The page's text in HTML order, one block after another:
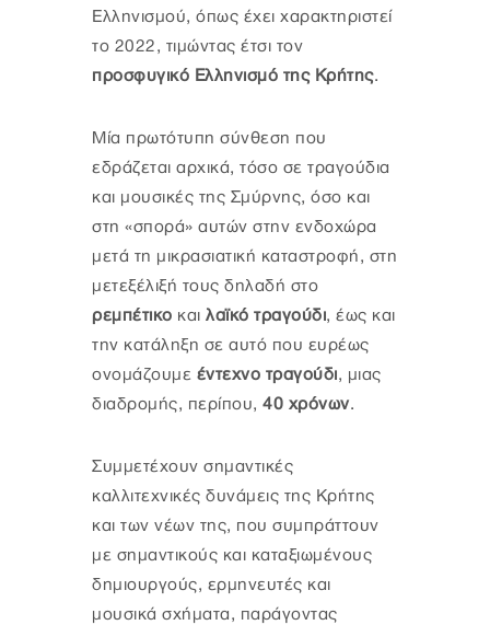
Ελληνισμού, όπως έχει χαρακτηριστεί
το 2022, τιμώντας έτσι τον
προσφυγικό Ελληνισμό της Κρήτης.
Μία πρωτότυπη σύνθεση που
εδράζεται αρχικά, τόσο σε τραγούδια
και μουσικές της Σμύρνης, όσο και
στη «σπορά» αυτών στην ενδοχώρα
μετά τη μικρασιατική καταστροφή, στη
μετεξέλιξή τους δηλαδή στο
ρεμπέτικο και λαϊκό τραγούδι, έως και
την κατάληξη σε αυτό που ευρέως
ονομάζουμε έντεχνο τραγούδι, μιας
διαδρομής, περίπου, 40 χρόνων.
Συμμετέχουν σημαντικές
καλλιτεχνικές δυνάμεις της Κρήτης
και των νέων της, που συμπράττουν
με σημαντικούς και καταξιωμένους
δημιουργούς, ερμηνευτές και
μουσικά σχήματα, παράγοντας